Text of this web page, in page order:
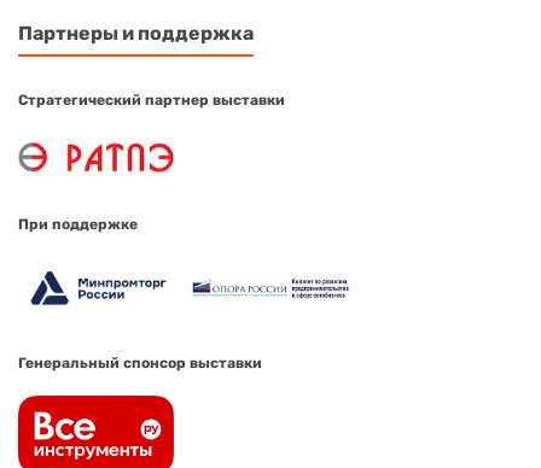
Партнеры и поддержка
Стратегический партнер выставки
При поддержке
Генеральный спонсор выставки